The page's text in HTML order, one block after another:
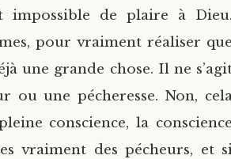
impossible de plaire à Dieu.
pour vraiment réaliser que
une grande chose. Il ne
ou une pécheresse. Non,
conscience, la conscience
vraiment des pécheurs, et